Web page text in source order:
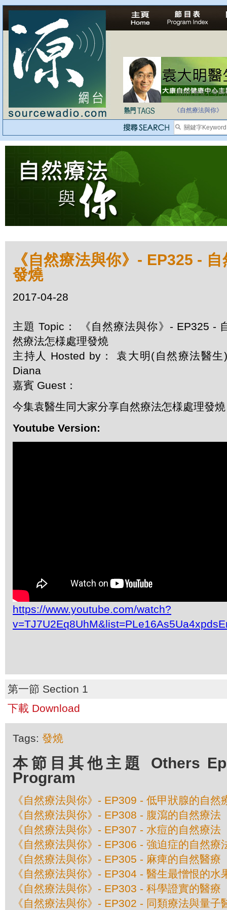
法治社會並不等同
《自然療法與你》
《自然療法與你》- EP325 -
發燒
2017-04-28
主題 Topic： 《自然療法與你》- EP325 -
然療法怎様處理發燒
主持人 Hosted by： 袁大明(自然療法醫生
Diana
嘉賓 Guest：
今集袁醫生同大家分享自然療法怎様處理發燒
Youtube Version:
https://www.youtube.com/watch?
第一節 Section 1
下載 Download
Tags: 發燒
本節目其他主題 Others
Program
《自然療法與你》- EP309 - 低甲狀腺的自然
《自然療法與你》- EP308 - 腹瀉的自然療法
《自然療法與你》- EP307 - 水痘的自然療法
《自然療法與你》- EP306 - 強迫症的自然療
《自然療法與你》- EP305 - 麻痺的自然醫療
《自然療法與你》- EP304 - 醫生最憎恨的水
《自然療法與你》- EP303 - 科學證實的醫療
《自然療法與你》- EP302 - 同類療法與量子